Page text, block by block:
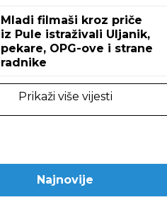
Mladi filmaši kroz priče
iz Pule istraživali Uljanik,
pekare, OPG-ove i strane
radnike
Prikaži više vijesti
Najnovije